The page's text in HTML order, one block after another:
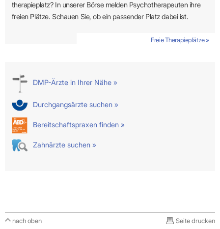
therapie­platz? In unserer Börse melden Psycho­­thera­­peuten ihre
freien Plätze. Schauen Sie, ob ein passender Platz dabei ist.
Freie Therapieplätze »
DMP-Ärzte in Ihrer Nähe »
Durchgangsärzte suchen »
Bereitschaftspraxen finden »
Zahnärzte suchen »
nach oben Seite drucken